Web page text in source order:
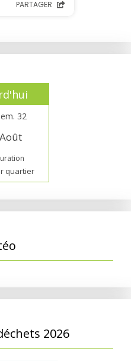
32
Août
quartier
2026